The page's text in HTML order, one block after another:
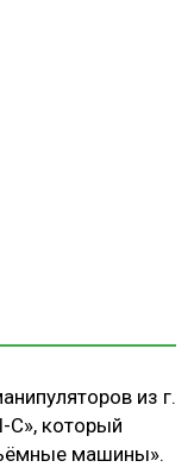
из г.
который
машины».